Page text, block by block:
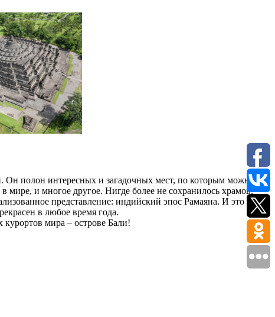
Он полон интересных и загадочных мест, по которым можно
и многое другое. Нигде более не сохранилось храмов,
представление: индийский эпос Рамаяна. И это лишь
в любое время года.
мира – острове Бали!